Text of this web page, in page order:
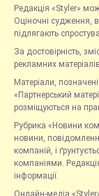
Редакція «Styler»
Оціночні судження,
підлягають
За достовірність,
рекламних
Матеріали,
«Партнерський
розміщуються на
Рубрика «Новини
новини,
компаній, і
компаніями.
інформації.
Онлайн-медіа